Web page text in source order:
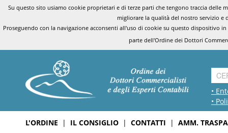
Su questo sito usiamo cookie proprietari e di terze parti che tengono traccia
migliorare la qualità del nostro servizio e
Proseguendo con la navigazione acconsenti all'uso di cookie su questo dispositivo
parte dell'Ordine dei Dottori
•
•
L'ORDINE | IL CONSIGLIO | CONTATTI | AMM.